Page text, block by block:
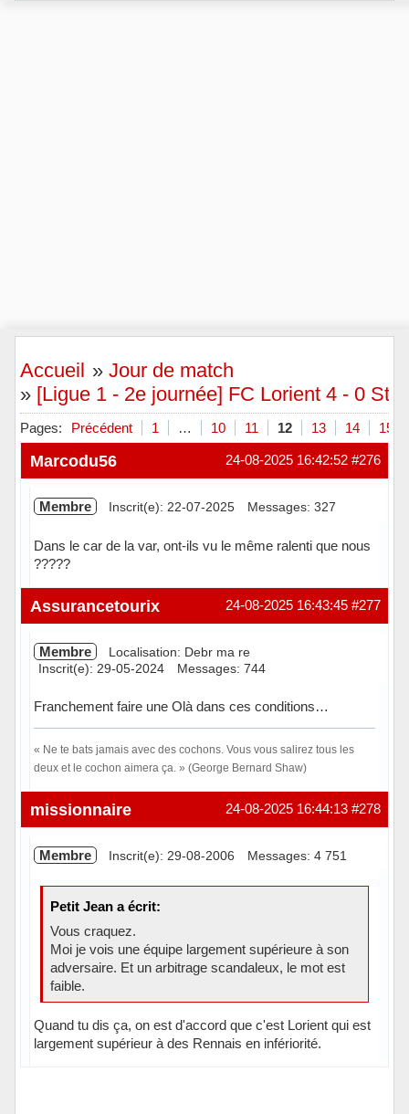
Accueil »Jour de match
» [Ligue 1 - 2e journée] FC Lorient 4 - 0
Pages: Précédent 1 … 10 11 12 13 14 15
#276
24-08-2025 16:42:52
Marcodu56
Membre Inscrit(e): 22-07-2025 Messages: 327
Dans le car de la var, ont-ils vu le même ralenti que nous
?????
Hors ligne #277
24-08-2025 16:43:45
Assurancetourix
Membre
Localisation: Debr ma re
Inscrit(e): 29-05-2024
Messages: 744
Franchement faire une Olà dans ces conditions…
« Ne te bats jamais avec des cochons. Vous vous salirez tous les
deux et le cochon aimera ça. » (George Bernard Shaw)
Hors ligne #278
24-08-2025 16:44:13
missionnaire
Membre Inscrit(e): 29-08-2006 Messages: 4 751
Petit Jean a écrit:
Vous craquez.
Moi je vois une équipe largement supérieure à son
adversaire. Et un arbitrage scandaleux, le mot est
faible.
Quand tu dis ça, on est d'accord que c'est Lorient qui est
largement supérieur à des Rennais en infériorité.